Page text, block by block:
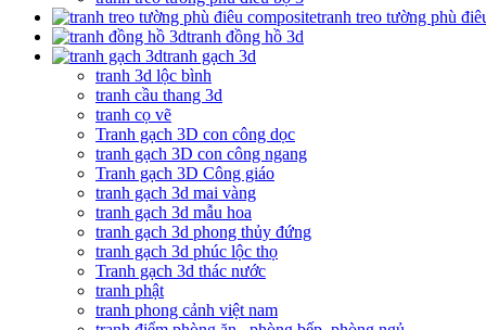
tranh treo tường phù
tranh đồng hồ 3d
tranh gạch 3d
tranh 3d lộc bình
tranh cầu thang 3d
tranh cọ vẽ
Tranh gạch 3D con công dọc
tranh gạch 3D con công ngang
Tranh gạch 3D Công giáo
tranh gạch 3d mai vàng
tranh gạch 3d mẫu hoa
tranh gạch 3d phong thủy đứng
tranh gạch 3d phúc lộc thọ
Tranh gạch 3d thác nước
tranh phật
tranh phong cảnh việt nam